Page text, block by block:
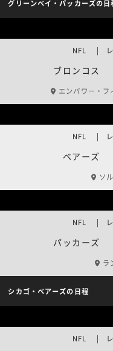
グリーンベイ・パッカーズの日
ブロンコス
NFL | レ
エンパワー・フ
ベアーズ
NFL | レ
ソ
パッカーズ
NFL | レ
ラ
シカゴ・ベアーズの日程
NFL | レ